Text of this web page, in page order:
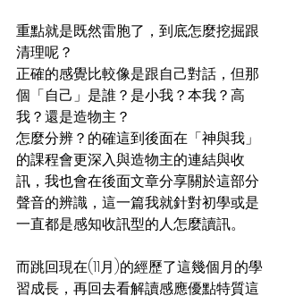
重點就是既然雷胞了，到底怎麼挖掘跟
清理呢？
正確的感覺比較像是跟自己對話，但那
個「自己」是誰？是小我？本我？高
我？還是造物主？
怎麼分辨？的確這到後面在「神與我」
的課程會更深入與造物主的連結與收
訊，我也會在後面文章分享關於這部分
聲音的辨識，這一篇我就針對初學或是
一直都是感知收訊型的人怎麼讀訊。
而跳回現在(11月)的經歷了這幾個月的學
習成長，再回去看解讀感應優點特質這